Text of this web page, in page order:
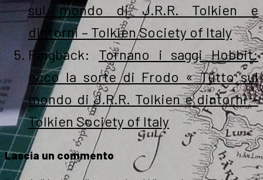
sul mondo di J.R.R. Tolkien e
dintorni – Tolkien Society of Italy
Pingback: Tornano i saggi Hobbit:
ecco la sorte di Frodo « Tutto sul
mondo di J.R.R. Tolkien e dintorni –
Tolkien Society of Italy
Lascia un commento